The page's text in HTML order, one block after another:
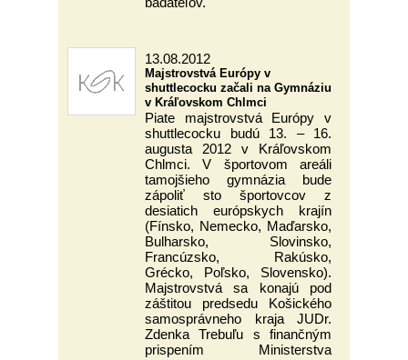
13.08.2012
Majstrovstvá Európy v
shuttlecocku začali na Gymnáziu
v Kráľovskom Chlmci
Piate majstrovstvá Európy v
shuttlecocku budú 13. – 16.
augusta 2012 v Kráľovskom
Chlmci. V športovom areáli
tamojšieho gymnázia bude
zápoliť sto športovcov z
desiatich európskych krajín
(Fínsko, Nemecko, Maďarsko,
Bulharsko, Slovinsko,
Francúzsko, Rakúsko,
Grécko, Poľsko, Slovensko).
Majstrovstvá sa konajú pod
záštitou predsedu Košického
samosprávneho kraja JUDr.
Zdenka Trebuľu s finančným
prispením Ministerstva